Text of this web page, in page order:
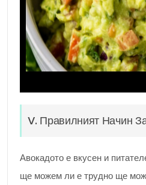
V. Правилният Начин
Авокадото е вкусен и
ще можем ли е трудно ще